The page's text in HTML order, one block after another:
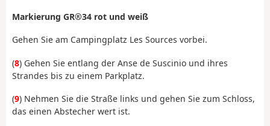
Markierung GR®34 rot und weiß
Gehen Sie am Campingplatz Les Sources vorbei.
(8) Gehen Sie entlang der Anse de Suscinio und ihres
Strandes bis zu einem Parkplatz.
(9) Nehmen Sie die Straße links und gehen Sie zum Schloss,
das einen Abstecher wert ist.